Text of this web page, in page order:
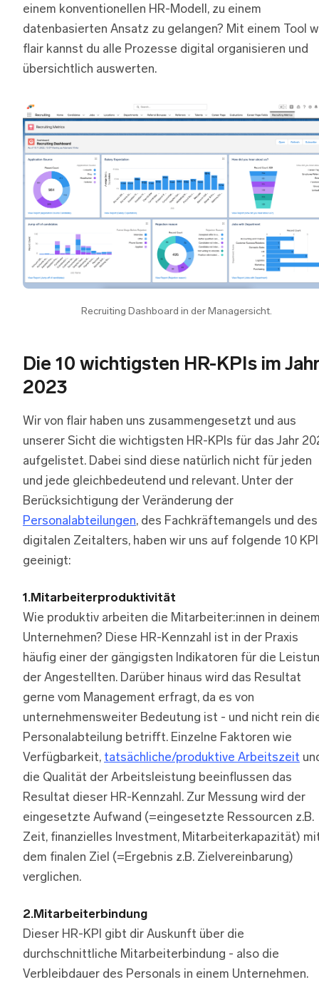
einem konventionellen HR-Modell, zu einem
datenbasierten Ansatz zu gelangen? Mit einem Tool
flair kannst du alle Prozesse digital organisieren und
übersichtlich auswerten.
Recruiting Dashboard in der Managersicht.
Die 10 wichtigsten HR-KPIs im
2023
Wir von flair haben uns zusammengesetzt und aus
unserer Sicht die wichtigsten HR-KPIs für das Jahr
aufgelistet. Dabei sind diese natürlich nicht für jeden
und jede gleichbedeutend und relevant. Unter der
Berücksichtigung der Veränderung der
Personalabteilungen, des Fachkräftemangels und des
digitalen Zeitalters, haben wir uns auf folgende 10
geeinigt:
1.Mitarbeiterproduktivität
Wie produktiv arbeiten die Mitarbeiter:innen in
Unternehmen? Diese HR-Kennzahl ist in der Praxis
häufig einer der gängigsten Indikatoren für die
der Angestellten. Darüber hinaus wird das Resultat
gerne vom Management erfragt, da es von
unternehmensweiter Bedeutung ist - und nicht rein
Personalabteilung betrifft. Einzelne Faktoren wie
Verfügbarkeit, tatsächliche/produktive Arbeitszeit
die Qualität der Arbeitsleistung beeinflussen das
Resultat dieser HR-Kennzahl. Zur Messung wird der
eingesetzte Aufwand (=eingesetzte Ressourcen z.B.
Zeit, finanzielles Investment, Mitarbeiterkapazität)
dem finalen Ziel (=Ergebnis z.B. Zielvereinbarung)
verglichen.
2.Mitarbeiterbindung
Dieser HR-KPI gibt dir Auskunft über die
durchschnittliche Mitarbeiterbindung - also die
Verbleibdauer des Personals in einem Unternehmen.